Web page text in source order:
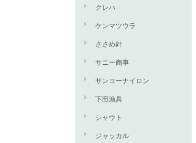
クレハ
ケンマツウラ
ささめ針
サニー商事
サンヨーナイロン
下田漁具
シャウト
ジャッカル